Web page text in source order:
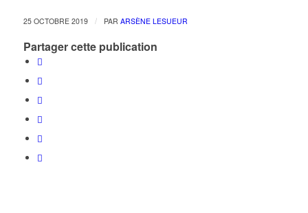
25 OCTOBRE 2019 / PAR ARSÈNE LESUEUR
Partager cette publication